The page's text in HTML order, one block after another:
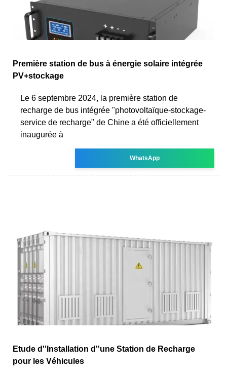
Première station de bus à énergie solaire intégrée
PV+stockage
Le 6 septembre 2024, la première station de
recharge de bus intégrée "photovoltaïque-stockage-
service de recharge" de Chine a été officiellement
inaugurée à
WhatsApp
Etude d''Installation d''une Station de Recharge
pour les Véhicules